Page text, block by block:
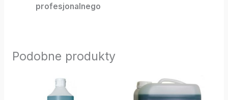
profesjonalnego
Podobne produkty